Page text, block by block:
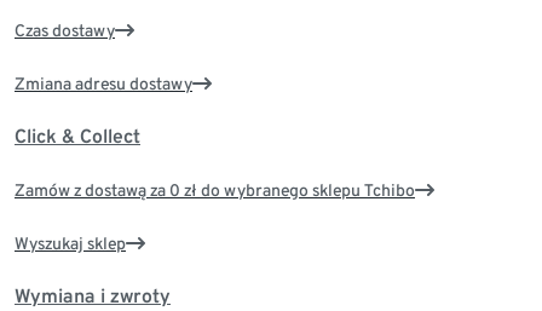
Czas dostawy
Zmiana adresu dostawy
Click & Collect
Zamów z dostawą za 0 zł do wybranego sklepu Tchibo
Wyszukaj sklep
Wymiana i zwroty